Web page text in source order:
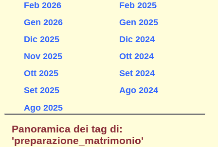
Feb 2026
Gen 2026
Dic 2025
Nov 2025
Ott 2025
Set 2025
Ago 2025
Feb 2025
Gen 2025
Dic 2024
Ott 2024
Set 2024
Ago 2024
Panoramica dei tag di:
'preparazione_matrimonio'